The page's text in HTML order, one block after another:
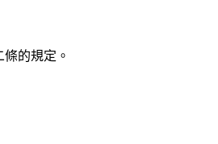
的規定。